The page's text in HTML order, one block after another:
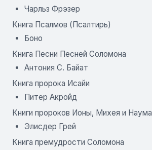
Чарльз Фрэзер
Книга Псалмов (Псалтирь)
Боно
Книга Песни Песней Соломона
Антония С. Байат
Книга пророка Исайи
Питер Акройд
Книги пророков Ионы, Михея и Наума
Элисдер Грей
Книга премудрости Соломона